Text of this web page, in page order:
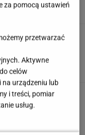
zyskuje na
osób wybiera ten
została mistrzynią
Mamy
za pomocą ustawień
przetwarzać
Aktywne
celów
urządzeniu lub
i treści, pomiar
usług.